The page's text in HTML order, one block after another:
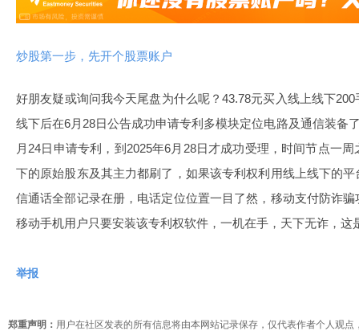
炒股第一步，先开个股票账户
好朋友疑或询问我今天尾盘为什么呢？43.78元买入线上线下
线下后在6月28日公告成功申请专利多模块定位电路及通信装备
月24日申请专利，到2025年6月28日才成功受理，时间节点一
下的原始股东及其主力都刷了，如果该专利权利用线上线下的
信通话全部记录在册，电话定位位置一目了然，移动支付防诈
移动手机用户只要安装该专利权软件，一机在手，天下无诈，这
举报
郑重声明： 用户在社区发表的所有信息将由本网站记录保存，仅代表作者个人观